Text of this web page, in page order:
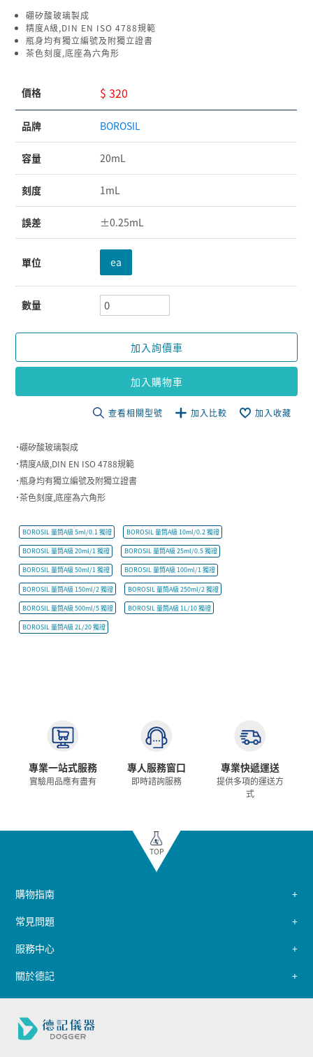
硼矽酸玻璃製成
精度A級,DIN EN ISO 4788規範
瓶身均有獨立編號及附獨立證書
茶色刻度,底座為六角形
價格 $ 320
品牌 BOROSIL
容量 20mL
刻度 1mL
誤差 ±0.25mL
單位 ea
數量
加入詢價車
加入購物車
查看相關型號 加入比較 加入收藏
˙硼矽酸玻璃製成
˙精度A級,DIN EN ISO 4788規範
˙瓶身均有獨立編號及附獨立證書
˙茶色刻度,底座為六角形
BOROSIL 量筒A級 5ml/0.1 獨證 BOROSIL 量筒A級 10ml/0.2 獨證
BOROSIL 量筒A級 20ml/1 獨證 BOROSIL 量筒A級 25ml/0.5 獨證
BOROSIL 量筒A級 50ml/1 獨證 BOROSIL 量筒A級 100ml/1 獨證
BOROSIL 量筒A級 150ml/2 獨證 BOROSIL 量筒A級 250ml/2 獨證
BOROSIL 量筒A級 500ml/5 獨證 BOROSIL 量筒A級 1L/10 獨證
BOROSIL 量筒A級 2L/20 獨證
專業一站式服務
實驗用品應有盡有
專人服務窗口
即時諮詢服務
專業快遞運送
提供多項的運送方
式
TOP
購物指南
常見問題
服務中心
關於德記